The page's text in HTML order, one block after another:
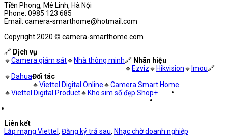
Tiền Phong, Mê Linh, Hà Nội
Phone: 0985 123 685
Email: camera-smarthome@hotmail.com
Copyright 2020 © camera-smarthome.com
🔗 Dịch vụ
🔹Camera giám sát🔹 Nhà thông minh🔗 Nhãn hiệu
🔹 Ezviz🔹 Hikvision🔹 Imou
🔹 Dahua
🔗
Đối tác
🔹Viettel Digital Online🔹Camera Smart Home
🔹Viettel Digital Product🔹 Kho sim số đẹp Shop+
Liên kết
Lắp mạng Viettel , Đăng ký trả sau, Nhạc chờ doanh nghiệp